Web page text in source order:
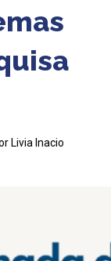
Livia Inacio